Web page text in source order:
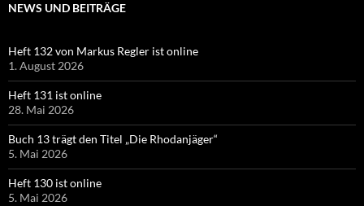
NEWS UND BEITRÄGE
Heft 132 von Markus Regler ist online
1. August 2026
Heft 131 ist online
28. Mai 2026
Buch 13 trägt den Titel „Die Rhodanjäger“
5. Mai 2026
Heft 130 ist online
5. Mai 2026